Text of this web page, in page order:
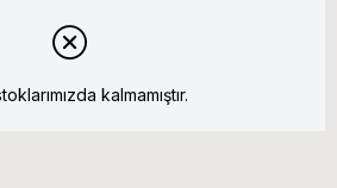
kalmamıştır.